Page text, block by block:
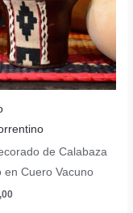
de Calabaza
en Cuero Vacuno